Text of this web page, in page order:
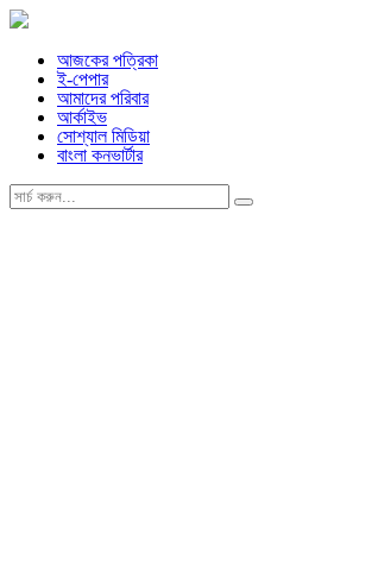
আজকের পত্রিকা
ই-পেপার
আমাদের পরিবার
আর্কাইভ
সোশ্যাল মিডিয়া
বাংলা কনভার্টার